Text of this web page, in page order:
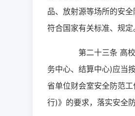
品、放射源等场所的安全
符合国家有关标准、规定
第二十三条 高
务中心、结算中心)应当
省单位财会室安全防范
行)》的要求，落实安全防